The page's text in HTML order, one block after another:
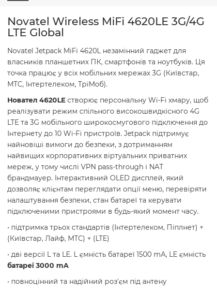
Novatel Wireless MiFi 4620LE 3G/4G
LTE Global
Novatel Jetpack MiFi 4620L незамінний гаджет для
власників планшетних ПК, смартфонів та ноутбуків. Ця
точка працює у всіх мобільних мережах 3G (Київстар,
МТС, Інтертелеком, ТріМоб).
Новател 4620LE створює персональну Wi-Fi хмару, щоб
реалізувати режим спільного високошвидкісного 4G
LTE та 3G мобільного широкосмугового підключення до
Інтернету до 10 Wi-Fi пристроїв. Jetpack підтримує
найновіші вимоги до безпеки, з дотриманням
найвищих корпоративних віртуальних приватних
мереж, у тому числі VPN pass-through і NAT
брандмауер. Інтерактивний OLED дисплей, який
дозволяє клієнтам переглядати опції меню, перевіряти
налаштування безпеки, стан батареї та керувати
підключеними пристроями в будь-який момент часу.
• підтримка трьох стандартів (Інтертелеком, Піплнет) +
(Київстар, Лайф, МТС) + (LTE)
• дві версії L та LE. L ємність батареї 1500 mA, LE ємність
батареї 3000 mA
• повноцінний та надійний роз'єм під антену